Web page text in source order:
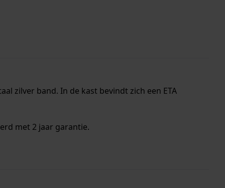
zilver band. In de kast bevindt zich een ETA
met 2 jaar garantie.